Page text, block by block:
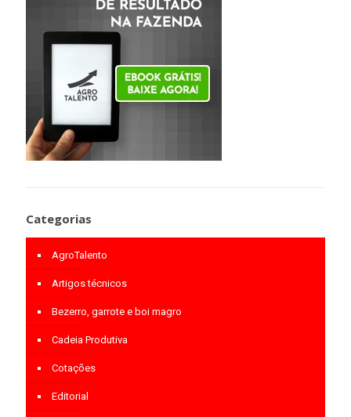
Categorias
AgroTalento
Artigos técnicos
Bezerro, garrote e boi magro
Cadeia Produtiva
Cotações
Editorial